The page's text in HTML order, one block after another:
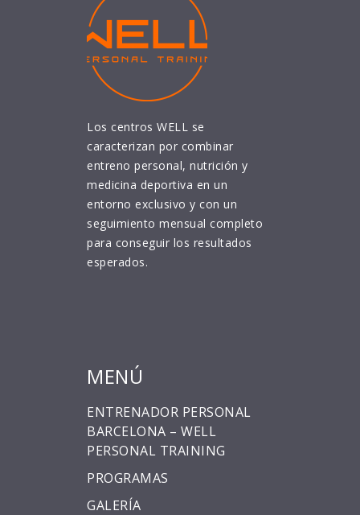
Los centros WELL se
caracterizan por combinar
entreno personal, nutrición y
medicina deportiva en un
entorno exclusivo y con un
seguimiento mensual completo
para conseguir los resultados
esperados.
MENÚ
ENTRENADOR PERSONAL
BARCELONA – WELL
PERSONAL TRAINING
PROGRAMAS
GALERÍA